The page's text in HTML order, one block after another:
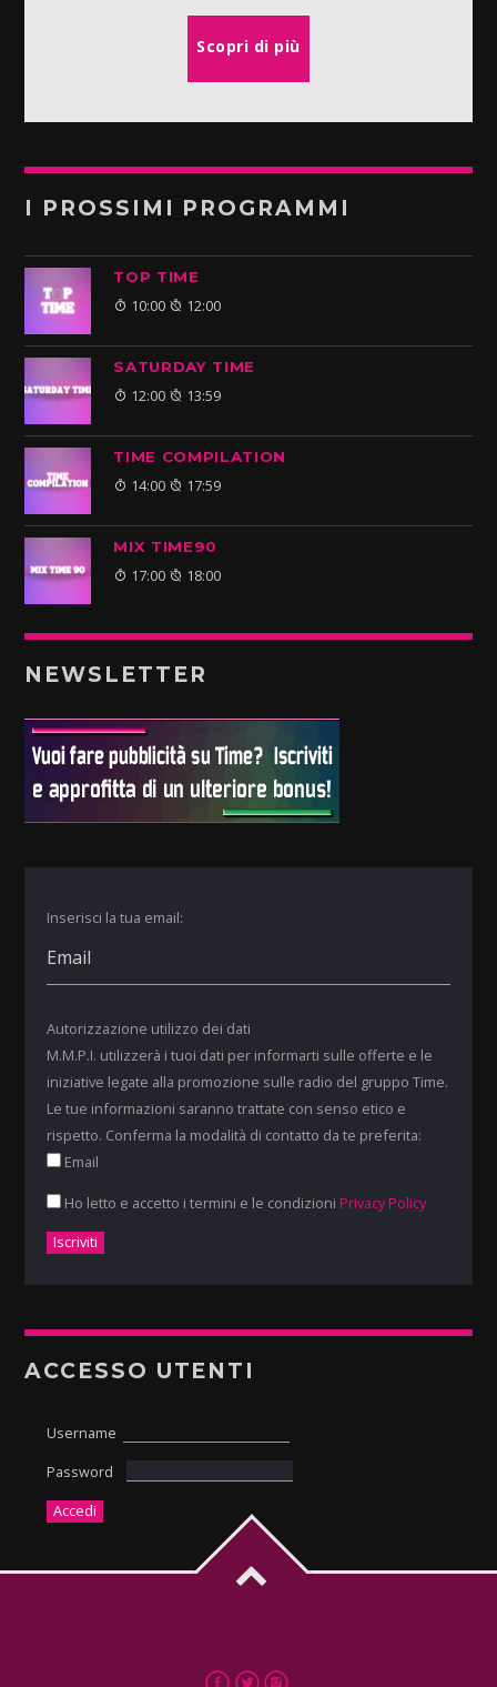
Scopri di più
I PROSSIMI PROGRAMMI
TOP TIME
10:00 12:00
SATURDAY TIME
12:00 13:59
TIME COMPILATION
14:00 17:59
MIX TIME90
17:00 18:00
NEWSLETTER
Inserisci la tua email:
Autorizzazione utilizzo dei dati
M.M.P.I. utilizzerà i tuoi dati per informarti sulle offerte e le
iniziative legate alla promozione sulle radio del gruppo Time.
Le tue informazioni saranno trattate con senso etico e
rispetto. Conferma la modalità di contatto da te preferita:
Email
Ho letto e accetto i termini e le condizioni Privacy Policy
ACCESSO UTENTI
Username
Password